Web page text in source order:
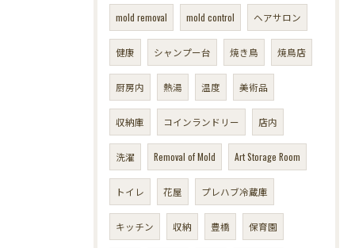
mold removal mold control ヘアサロン
健康 シャンプー台 焼き鳥 焼鳥店
厨房内 熱湯 温度 美術品
収納庫 コインランドリー 店内
洗濯 Removal of Mold Art Storage Room
トイレ 花屋 プレハブ冷蔵庫
キッチン 収納 豊橋 保育園